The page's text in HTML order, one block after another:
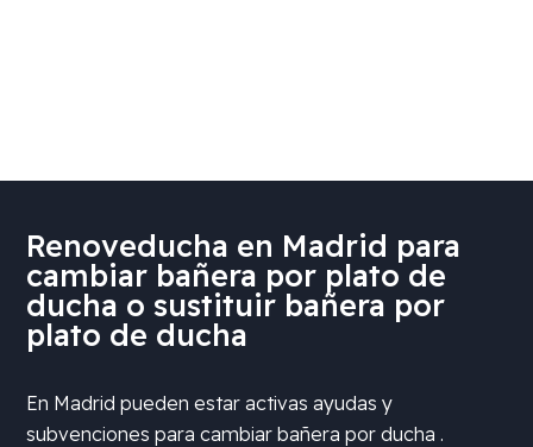
Renoveducha en Madrid para
cambiar bañera por plato de
ducha o sustituir bañera por
plato de ducha
En Madrid pueden estar activas ayudas y
subvenciones para cambiar bañera por ducha .